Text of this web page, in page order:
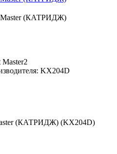
Master2
KX204D
(КАТРИДЖ) (KX204D)